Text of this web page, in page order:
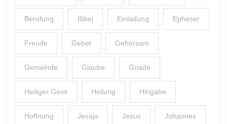
Berufung Bibel Einladung Epheser
Freude Gebet Gehorsam
Gemeinde Glaube Gnade
Heiliger Geist Heilung Hingabe
Hoffnung Jesaja Jesus Johannes